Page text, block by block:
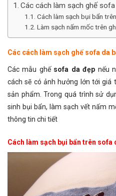
Các cách làm sạch ghế
Cách làm sạch bụi bẩn
Làm sạch nấm mốc trên
Các cách làm sạch ghế sofa da
Các mẫu ghế sofa da đẹp nếu
cách sẽ có ảnh hưởng lớn tới
sản phẩm. Trong quá trình sử
sinh bụi bẩn, làm sạch vết nấm
thông tin chi tiết
Cách làm sạch bụi bẩn trên sofa